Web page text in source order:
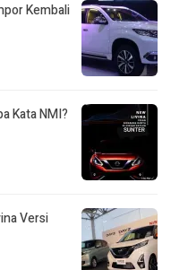
Kembali
Kata NMI?
Versi